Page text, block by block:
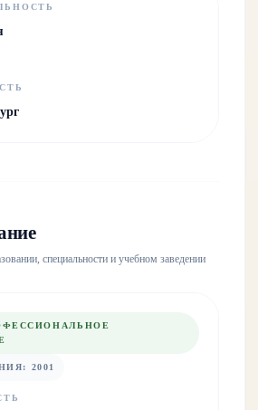
специальности и учебном заведении
: 2001